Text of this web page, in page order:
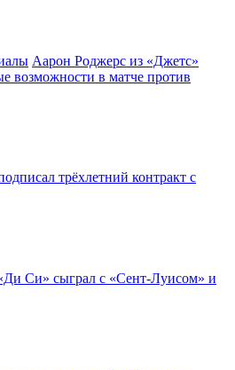
Аарон Роджерс из «Джетс»
возможности в матче против
трёхлетний контракт с
Си» сыграл с «Сент-Луисом» и